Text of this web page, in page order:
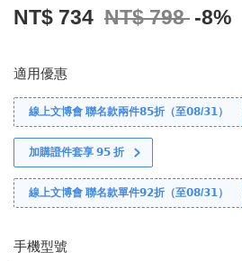
NT$ 734 NT$ 798 -8%
適用優惠
線上文博會 聯名款兩件𝟴𝟱折（至𝟬𝟴/𝟯𝟭）
加購證件套享 𝟵𝟱 折
線上文博會 聯名款單件𝟵𝟮折（至𝟬𝟴/𝟯𝟭）
手機型號